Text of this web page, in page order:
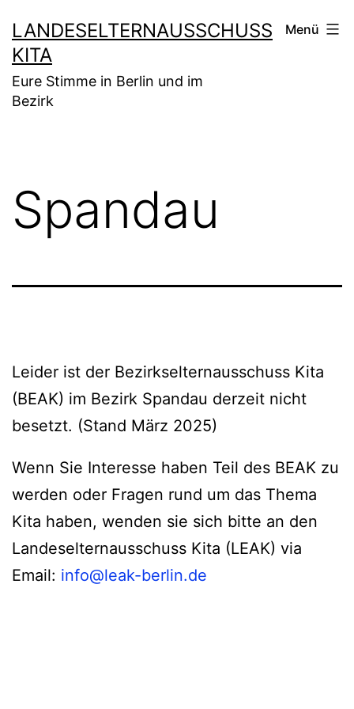
Inhalt
springen
LANDESELTERNAUSSCHUSS
KITA
Eure Stimme in Berlin und im
Bezirk
Menü
Spandau
Leider ist der Bezirkselternausschuss Kita
(BEAK) im Bezirk Spandau derzeit nicht
besetzt. (Stand März 2025)
Wenn Sie Interesse haben Teil des BEAK zu
werden oder Fragen rund um das Thema
Kita haben, wenden sie sich bitte an den
Landeselternausschuss Kita (LEAK) via
Email: info@leak-berlin.de